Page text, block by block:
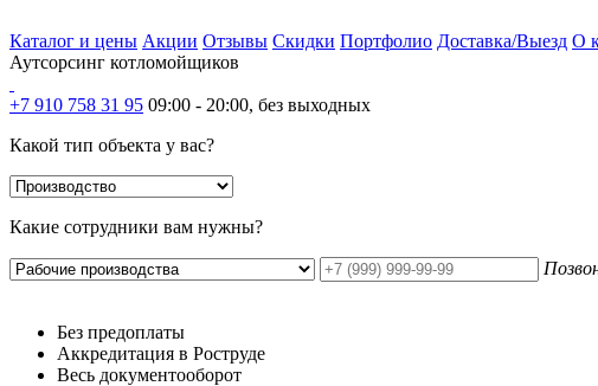
Каталог и цены Акции Отзывы Скидки Портфолио Доставка/Выезд О
Аутсорсинг котломойщиков
+7 910 758 31 95 09:00 - 20:00, без выходных
Какой тип объекта у вас?
Какие сотрудники вам нужны?
Без предоплаты
Аккредитация в Роструде
Весь документооборот